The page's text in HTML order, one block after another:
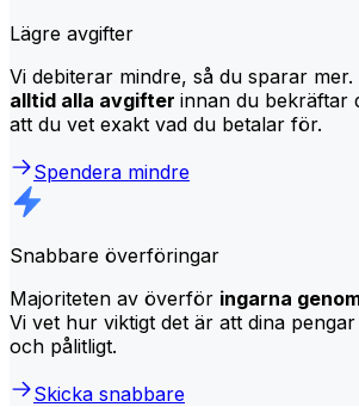
Lägre avgifter
Vi debiterar mindre, så du sparar
alltid alla avgifter innan du bekräftar
att du vet exakt vad du betalar för.
Spendera mindre
Snabbare överföringar
Majoriteten av överför ingarna
Vi vet hur viktigt det är att dina
och pålitligt.
Skicka snabbare